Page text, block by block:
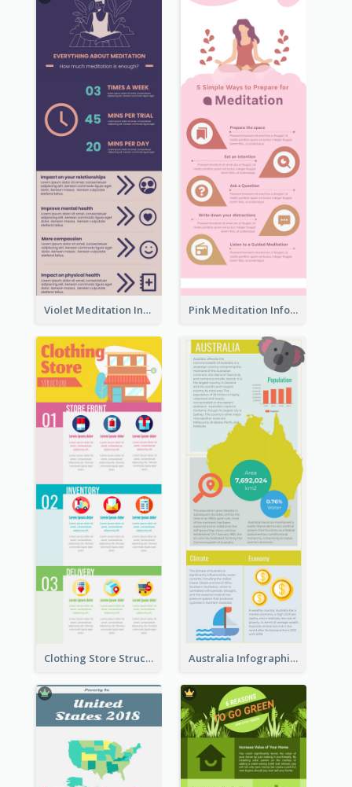
Violet Meditation Infographic Pink Meditation Infographic
Clothing Store Structure Infographic Australia Infographic